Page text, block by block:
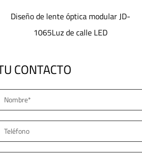
JD-G030 superficie antienvejecimiento
IP66 IK09 Led Street Light
CONTACTO